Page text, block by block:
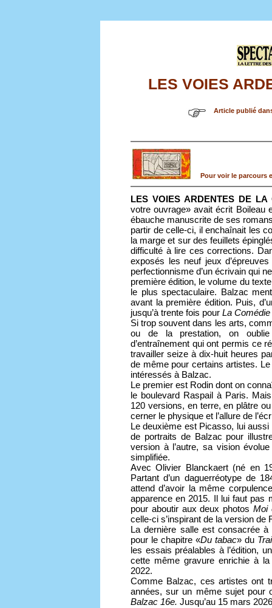
LES VOIES
Article publié
Pour voir le parcours
LES VOIES ARDENTES DE LA
votre ouvrage» avait écrit Boileau
ébauche manuscrite de ses
partir de celle-ci, il enchaînait les
la marge et sur des feuillets
difficulté à lire ces corrections.
exposés les neuf jeux
perfectionnisme d’un écrivain qui
première édition, le volume du
le plus spectaculaire. Balzac
avant la première édition. Puis,
jusqu’à trente fois pour La
Si trop souvent dans les arts,
ou de la prestation, on oublie
d’entraînement qui ont permis ce
travailler seize à dix-huit heures
de même pour certains artistes.
intéressés à Balzac.
Le premier est Rodin dont on
le boulevard Raspail à Paris.
120 versions, en terre, en plâtre
cerner le physique et l’allure de
Le deuxième est Picasso, lui aussi
de portraits de Balzac pour
version à l’autre, sa vision
simplifiée.
Avec Olivier Blanckaert (né en
Partant d’un daguerréotype de
attend d’avoir la même
apparence en 2015. Il lui faut pas
pour aboutir aux deux photos Moi
celle-ci s’inspirant de la version de
La dernière salle est consacrée
pour le chapitre «Du tabac» du
les essais préalables à l’édition,
cette même gravure enrichie à
2022.
Comme Balzac, ces artistes ont
années, sur un même sujet pour
Balzac 16e. Jusqu’au 15 mars